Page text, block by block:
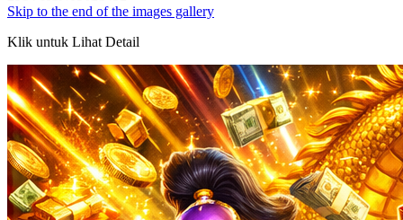
Skip to the end of the images gallery
Klik untuk Lihat Detail